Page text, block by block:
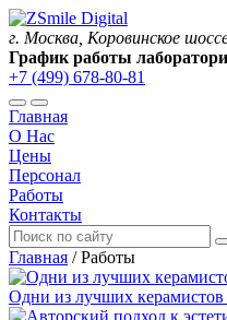
г. Москва, Коровинское
График работы
+7 (499) 678-80-81
Главная
О Нас
Цены
Персонал
Работы
Контакты
Главная /Работы
Одни из лучших керамистов